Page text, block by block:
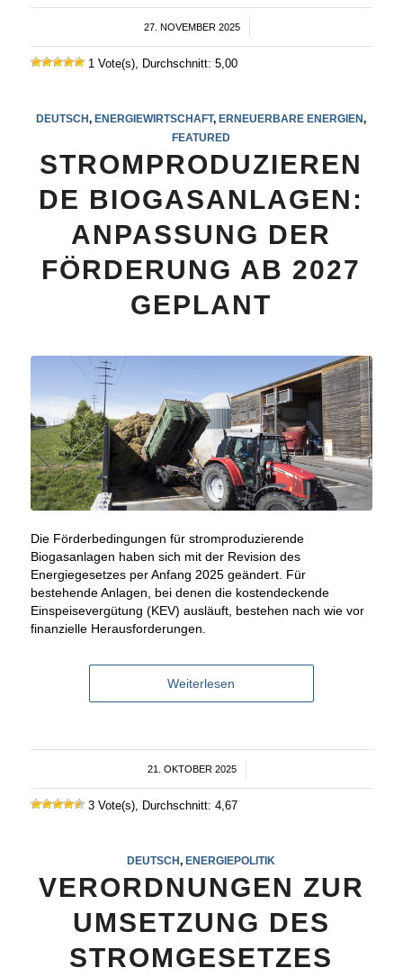
27. NOVEMBER 2025
/
1 Vote(s), Durchschnitt: 5,00
DEUTSCH, ENERGIEWIRTSCHAFT, ERNEUERBARE ENERGIEN,
FEATURED
STROMPRODUZIEREN
DE BIOGASANLAGEN:
ANPASSUNG DER
FÖRDERUNG AB 2027
GEPLANT
Die Förderbedingungen für stromproduzierende
Biogasanlagen haben sich mit der Revision des
Energiegesetzes per Anfang 2025 geändert. Für
bestehende Anlagen, bei denen die kostendeckende
Einspeisevergütung (KEV) ausläuft, bestehen nach wie vor
finanzielle Herausforderungen.
Weiterlesen
21. OKTOBER 2025
/
3 Vote(s), Durchschnitt: 4,67
DEUTSCH, ENERGIEPOLITIK
VERORDNUNGEN ZUR
UMSETZUNG DES
STROMGESETZES